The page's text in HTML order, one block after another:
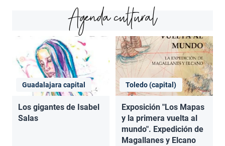
Agenda cultural
Guadalajara capital
Los gigantes de Isabel
Salas
Toledo (capital)
Exposición "Los Mapas
y la primera vuelta al
mundo". Expedición de
Magallanes y Elcano